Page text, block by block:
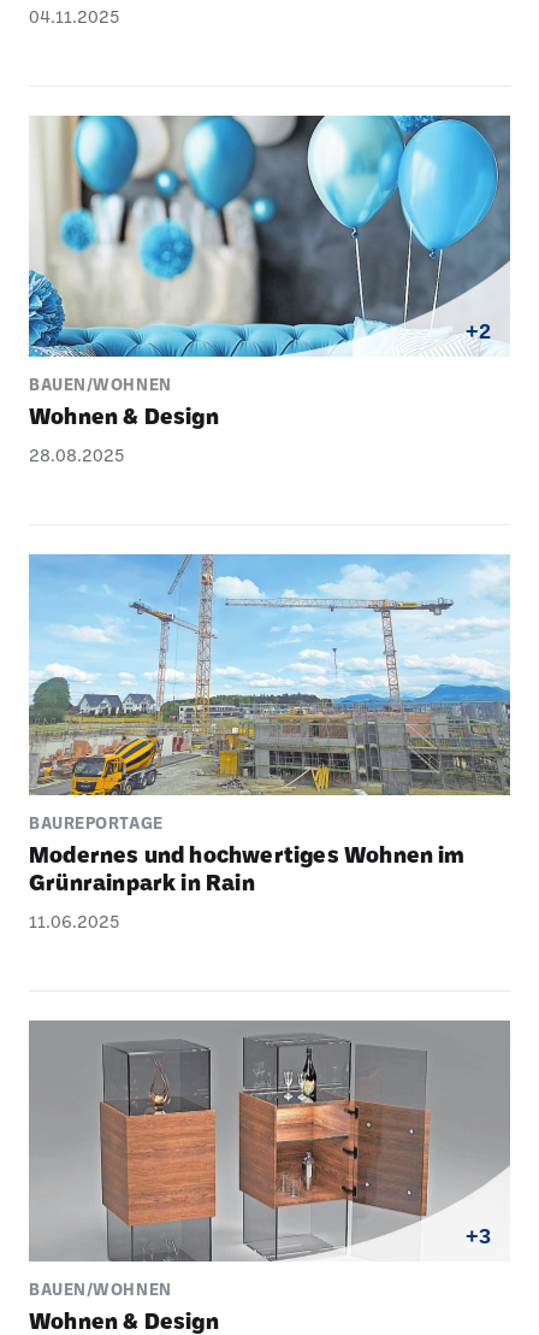
04.11.2025
+2
BAUEN/WOHNEN
Wohnen & Design
28.08.2025
BAUREPORTAGE
Modernes und hoch­wer­tiges Wohnen im
Grün­rain­park in Rain
11.06.2025
+3
BAUEN/WOHNEN
Wohnen & Design